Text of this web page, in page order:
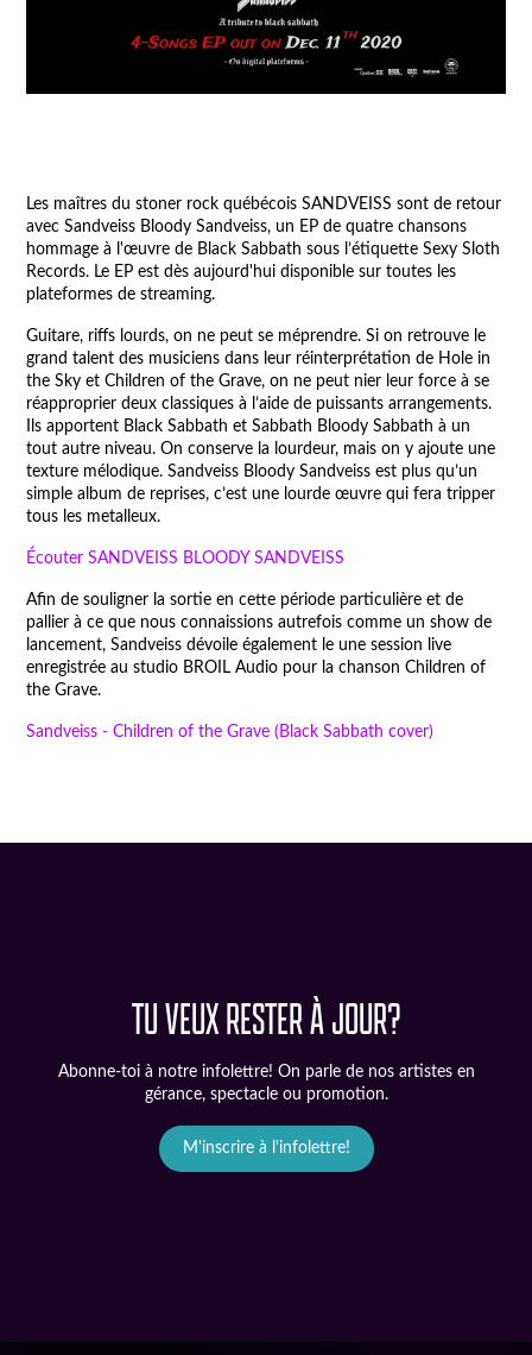
Les maîtres du stoner rock québécois SANDVEISS sont de retour
avec Sandveiss Bloody Sandveiss, un EP de quatre chansons
hommage à l'œuvre de Black Sabbath sous l’étiquette Sexy Sloth
Records. Le EP est dès aujourd'hui disponible sur toutes les
plateformes de streaming.
Guitare, riffs lourds, on ne peut se méprendre. Si on retrouve le
grand talent des musiciens dans leur réinterprétation de Hole in
the Sky et Children of the Grave, on ne peut nier leur force à se
réapproprier deux classiques à l’aide de puissants arrangements.
Ils apportent Black Sabbath et Sabbath Bloody Sabbath à un
tout autre niveau. On conserve la lourdeur, mais on y ajoute une
texture mélodique. Sandveiss Bloody Sandveiss est plus qu’un
simple album de reprises, c’est une lourde œuvre qui fera tripper
tous les metalleux.
Écouter SANDVEISS BLOODY SANDVEISS
Afin de souligner la sortie en cette période particulière et de
pallier à ce que nous connaissions autrefois comme un show de
lancement, Sandveiss dévoile également le une session live
enregistrée au studio BROIL Audio pour la chanson Children of
the Grave.
Sandveiss - Children of the Grave (Black Sabbath cover)
TU VEUX RESTER À JOUR?
Abonne-toi à notre infolettre! On parle de nos artistes en
gérance, spectacle ou promotion.
M'inscrire à l'infolettre!